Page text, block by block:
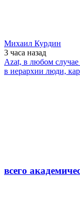
Михаил Курдин
3 часа назад
Azat, в любом случае
в иерархии люди,
всего